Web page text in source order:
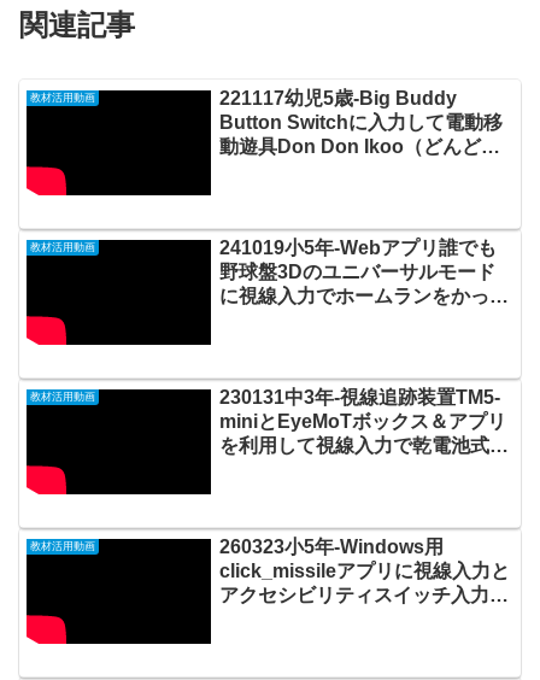
関連記事
教材活用動画
221117幼児5歳-Big Buddy
Button Switchに入力して電動移
動遊具Don Don Ikoo（どんどん
教材活用動画
241019小5年-Webアプリ誰でも
野球盤3Dのユニバーサルモード
に視線入力でホームランをかっ飛
教材活用動画
230131中3年-視線追跡装置TM5-
miniとEyeMoTボックス＆アプリ
を利用して視線入力で乾電池式オ
教材活用動画
260323小5年-Windows用
click_missileアプリに視線入力と
アクセシビリティスイッチ入力で